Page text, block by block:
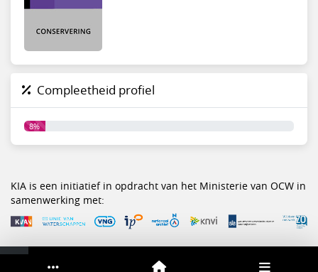
Compleetheid profiel
8%
KIA is een initiatief in opdracht van het Ministerie van OCW in
samenwerking met: